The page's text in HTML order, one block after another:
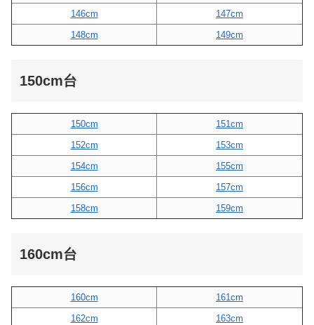
146cm
147cm
148cm
149cm
150cm台
150cm
151cm
152cm
153cm
154cm
155cm
156cm
157cm
158cm
159cm
160cm台
160cm
161cm
162cm
163cm